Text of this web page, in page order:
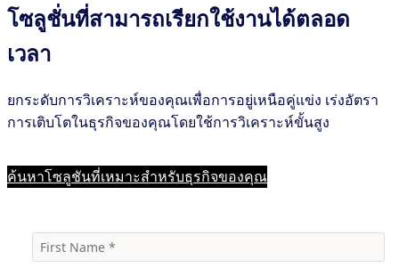
โซลูชั่นที่สามารถเรียกใช้งานได้ตลอด
เวลา
ยกระดับการวิเคราะห์ของคุณเพื่อการอยู่เหนือคู่แข่ง เร่งอัตรา
การเติบโตในธุรกิจของคุณโดยใช้การวิเคราะห์ขั้นสูง
ค้นหาโซลูชันที่เหมาะสำหรับธุรกิจของคุณ